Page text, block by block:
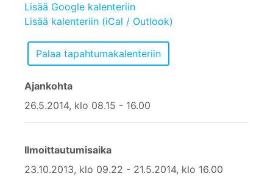
Lisää Google kalenteriin
Lisää kalenteriin (iCal / Outlook)
Ajankohta
26.5.2014, klo 08.15 - 16.00
Ilmoittautumisaika
23.10.2013, klo 09.22 - 21.5.2014, klo 16.00